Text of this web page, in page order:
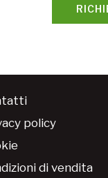
policy
di vendita